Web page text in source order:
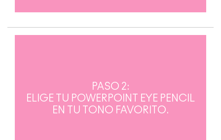
PASO 2:
ELIGE TU POWERPOINT EYE PENCIL
EN TU TONO FAVORITO.